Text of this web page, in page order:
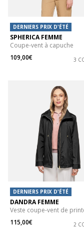
DERNIERS PRIX D'ÉTÉ
SPHERICA FEMME
Coupe-vent à capuche
109,00€
3
DERNIERS PRIX D'ÉTÉ
DANDRA FEMME
Veste coupe-vent de
115,00€
2